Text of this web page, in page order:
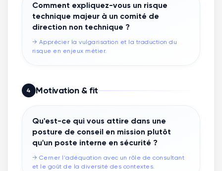
Comment expliquez-vous un risque
technique majeur à un comité de
direction non technique ?
→ Apprécier la vulgarisation et la traduction du
risque en enjeux métier.
4 Motivation & fit
Qu'est-ce qui vous attire dans une
posture de conseil en mission plutôt
qu'un poste interne en sécurité ?
→ Cerner l'adéquation avec un rôle de consultant
et le goût de la diversité des contextes.